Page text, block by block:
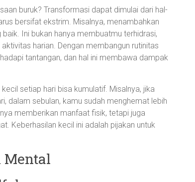
buruk? Transformasi dapat dimulai dari hal-
bersifat ekstrim. Misalnya, menambahkan
Ini bukan hanya membuatmu terhidrasi,
harian. Dengan membangun rutinitas
tantangan, dan hal ini membawa dampak
setiap hari bisa kumulatif. Misalnya, jika
dalam sebulan, kamu sudah menghemat lebih
memberikan manfaat fisik, tetapi juga
Keberhasilan kecil ini adalah pijakan untuk
Mental